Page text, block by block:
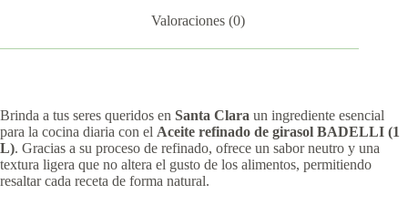
Valoraciones (0)
Brinda a tus seres queridos en Santa Clara un ingrediente esencial
para la cocina diaria con el Aceite refinado de girasol BADELLI (1
L). Gracias a su proceso de refinado, ofrece un sabor neutro y una
textura ligera que no altera el gusto de los alimentos, permitiendo
resaltar cada receta de forma natural.